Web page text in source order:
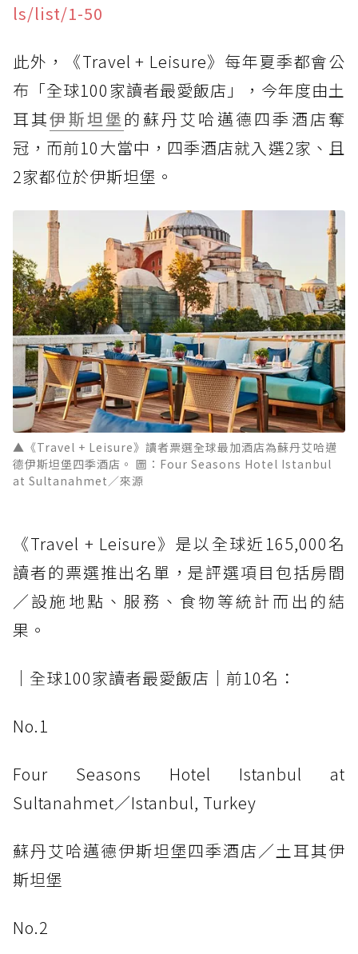
ls/list/1-50
此外，《Travel + Leisure》每年夏季都會公
布「全球100家讀者最愛飯店」，今年度由土
耳其伊斯坦堡的蘇丹艾哈邁德四季酒店奪
冠，而前10大當中，四季酒店就入選2家、且
2家都位於伊斯坦堡。
▲《Travel + Leisure》讀者票選全球最加酒店為蘇丹艾哈邁
德伊斯坦堡四季酒店。 圖：Four Seasons Hotel Istanbul
at Sultanahmet／來源
《Travel + Leisure》是以全球近165,000名
讀者的票選推出名單，是評選項目包括房間
／設施地點、服務、食物等統計而出的結
果。
│全球100家讀者最愛飯店│前10名：
No.1
Four Seasons Hotel Istanbul at
Sultanahmet／Istanbul, Turkey
蘇丹艾哈邁德伊斯坦堡四季酒店／土耳其伊
斯坦堡
No.2